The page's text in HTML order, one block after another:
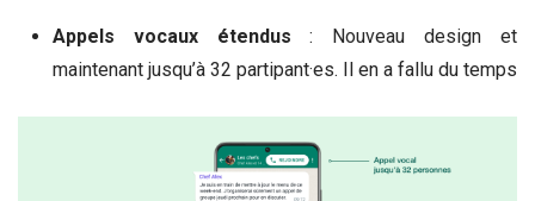
Appels vocaux étendus : Nouveau design et
maintenant jusqu’à 32 partipant·es. Il en a fallu du temps